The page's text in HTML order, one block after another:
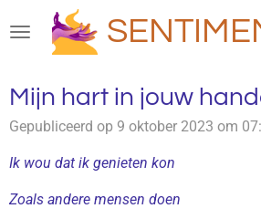
direct
de
hoofdinhoud
Mijn hart in jouw
Gepubliceerd op 9 oktober 2023 om
Ik wou dat ik genieten kon
Zoals andere mensen doen